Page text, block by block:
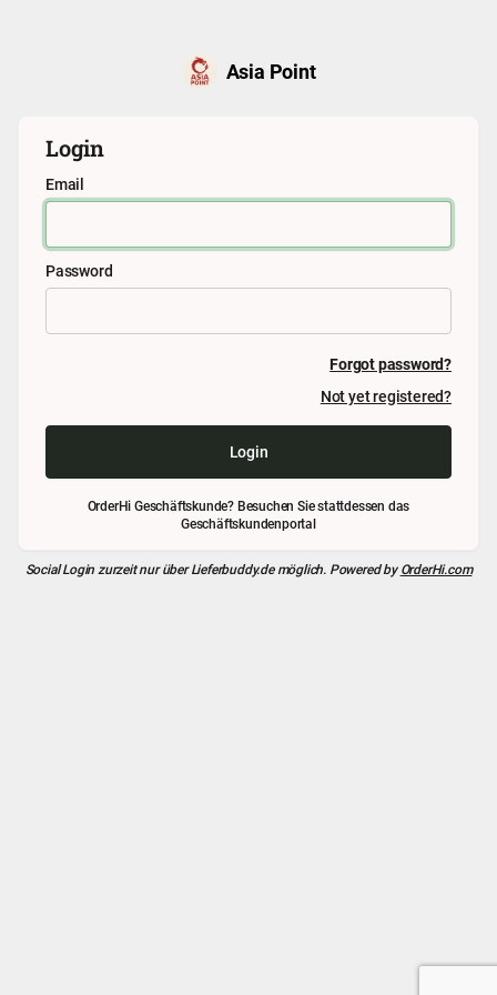
Asia Point
Login
Email
Password
Forgot password?
Not yet registered?
Login
OrderHi Geschäftskunde? Besuchen Sie stattdessen das
Geschäftskundenportal
Social Login zurzeit nur überLieferbuddy.demöglich. Powered byOrderHi.com